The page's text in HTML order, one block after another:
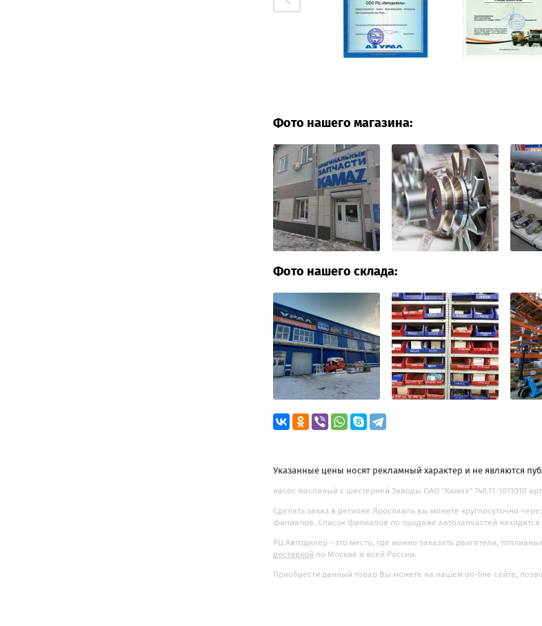
Фото нашего магазина:
Фото нашего склада:
Указанные цены носят рекламный характер и не являются
насос масляный с шестерней Заводы ОАО "Камаз" 740.11-1011010
Сделать заказ в регионе Ярославль вы можете круглосуточно
филиалов. Список филиалов по продаже автозапчастей находятся
РЦ Автодилер - это место, где можно заказать двигатели,
доставкой по Москве и всей России.
Приобрести данный товар Вы можете на нашем on-line сайте,